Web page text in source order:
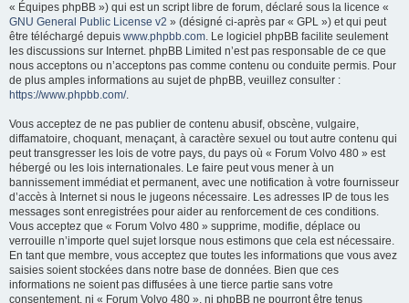
« Équipes phpBB ») qui est un script libre de forum, déclaré sous la licence «
GNU General Public License v2 » (désigné ci-après par « GPL ») et qui peut
être téléchargé depuis www.phpbb.com. Le logiciel phpBB facilite seulement
les discussions sur Internet. phpBB Limited n’est pas responsable de ce que
nous acceptons ou n’acceptons pas comme contenu ou conduite permis. Pour
de plus amples informations au sujet de phpBB, veuillez consulter :
https://www.phpbb.com/.
Vous acceptez de ne pas publier de contenu abusif, obscène, vulgaire,
diffamatoire, choquant, menaçant, à caractère sexuel ou tout autre contenu qui
peut transgresser les lois de votre pays, du pays où « Forum Volvo 480 » est
hébergé ou les lois internationales. Le faire peut vous mener à un
bannissement immédiat et permanent, avec une notification à votre fournisseur
d’accès à Internet si nous le jugeons nécessaire. Les adresses IP de tous les
messages sont enregistrées pour aider au renforcement de ces conditions.
Vous acceptez que « Forum Volvo 480 » supprime, modifie, déplace ou
verrouille n’importe quel sujet lorsque nous estimons que cela est nécessaire.
En tant que membre, vous acceptez que toutes les informations que vous avez
saisies soient stockées dans notre base de données. Bien que ces
informations ne soient pas diffusées à une tierce partie sans votre
consentement, ni « Forum Volvo 480 », ni phpBB ne pourront être tenus